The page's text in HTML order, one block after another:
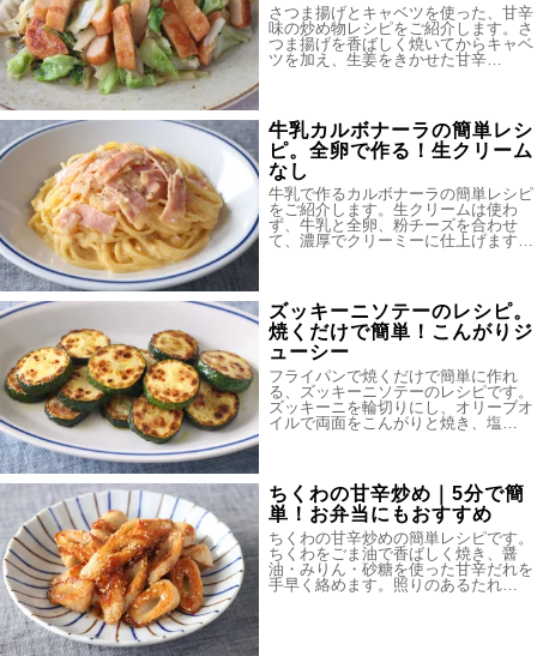
さつま揚げとキャベツを使った、甘辛
味の炒め物レシピをご紹介します。さ
つま揚げを香ばしく焼いてからキャベ
ツを加え、生姜をきかせた甘辛…
牛乳カルボナーラの簡単レシ
ピ。全卵で作る！生クリーム
なし
牛乳で作るカルボナーラの簡単レシピ
をご紹介します。生クリームは使わ
ず、牛乳と全卵、粉チーズを合わせ
て、濃厚でクリーミーに仕上げます…
ズッキーニソテーのレシピ。
焼くだけで簡単！こんがりジ
ューシー
フライパンで焼くだけで簡単に作れ
る、ズッキーニソテーのレシピです。
ズッキーニを輪切りにし、オリーブオ
イルで両面をこんがりと焼き、塩…
ちくわの甘辛炒め｜5分で簡
単！お弁当にもおすすめ
ちくわの甘辛炒めの簡単レシピです。
ちくわをごま油で香ばしく焼き、醤
油・みりん・砂糖を使った甘辛だれを
手早く絡めます。照りのあるたれ…